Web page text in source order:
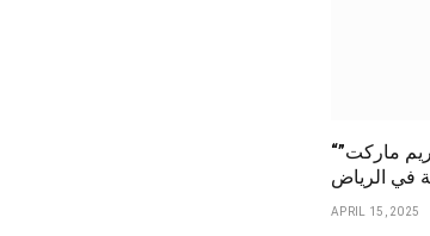
“كريم” تطلق خدمة “كريم ماركت”
في الرياض
APRIL 15, 2025